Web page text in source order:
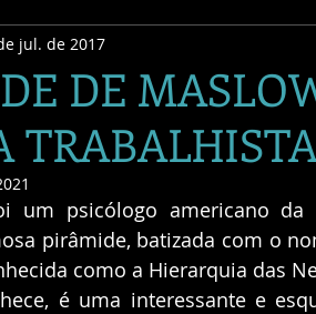
DE
jul. de 2017
um psicólogo americano da
pirâmide, batizada com o
como a Hierarquia das
é uma interessante e